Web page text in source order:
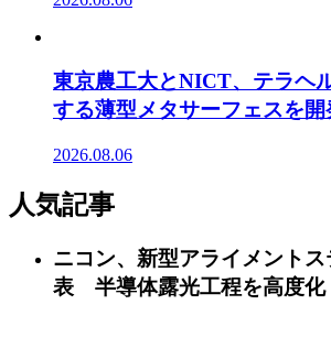
東京農工大とNICT、テラヘ
する薄型メタサーフェスを開
2026.08.06
人気記事
ニコン、新型アライメント
表 半導体露光工程を高度化